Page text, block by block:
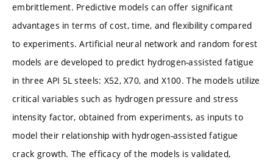
embrittlement. Predictive models can offer significant
advantages in terms of cost, time, and flexibility compared
to experiments. Artificial neural network and random forest
models are developed to predict hydrogen-assisted fatigue
in three API 5L steels: X52, X70, and X100. The models utilize
critical variables such as hydrogen pressure and stress
intensity factor, obtained from experiments, as inputs to
model their relationship with hydrogen-assisted fatigue
crack growth. The efficacy of the models is validated,